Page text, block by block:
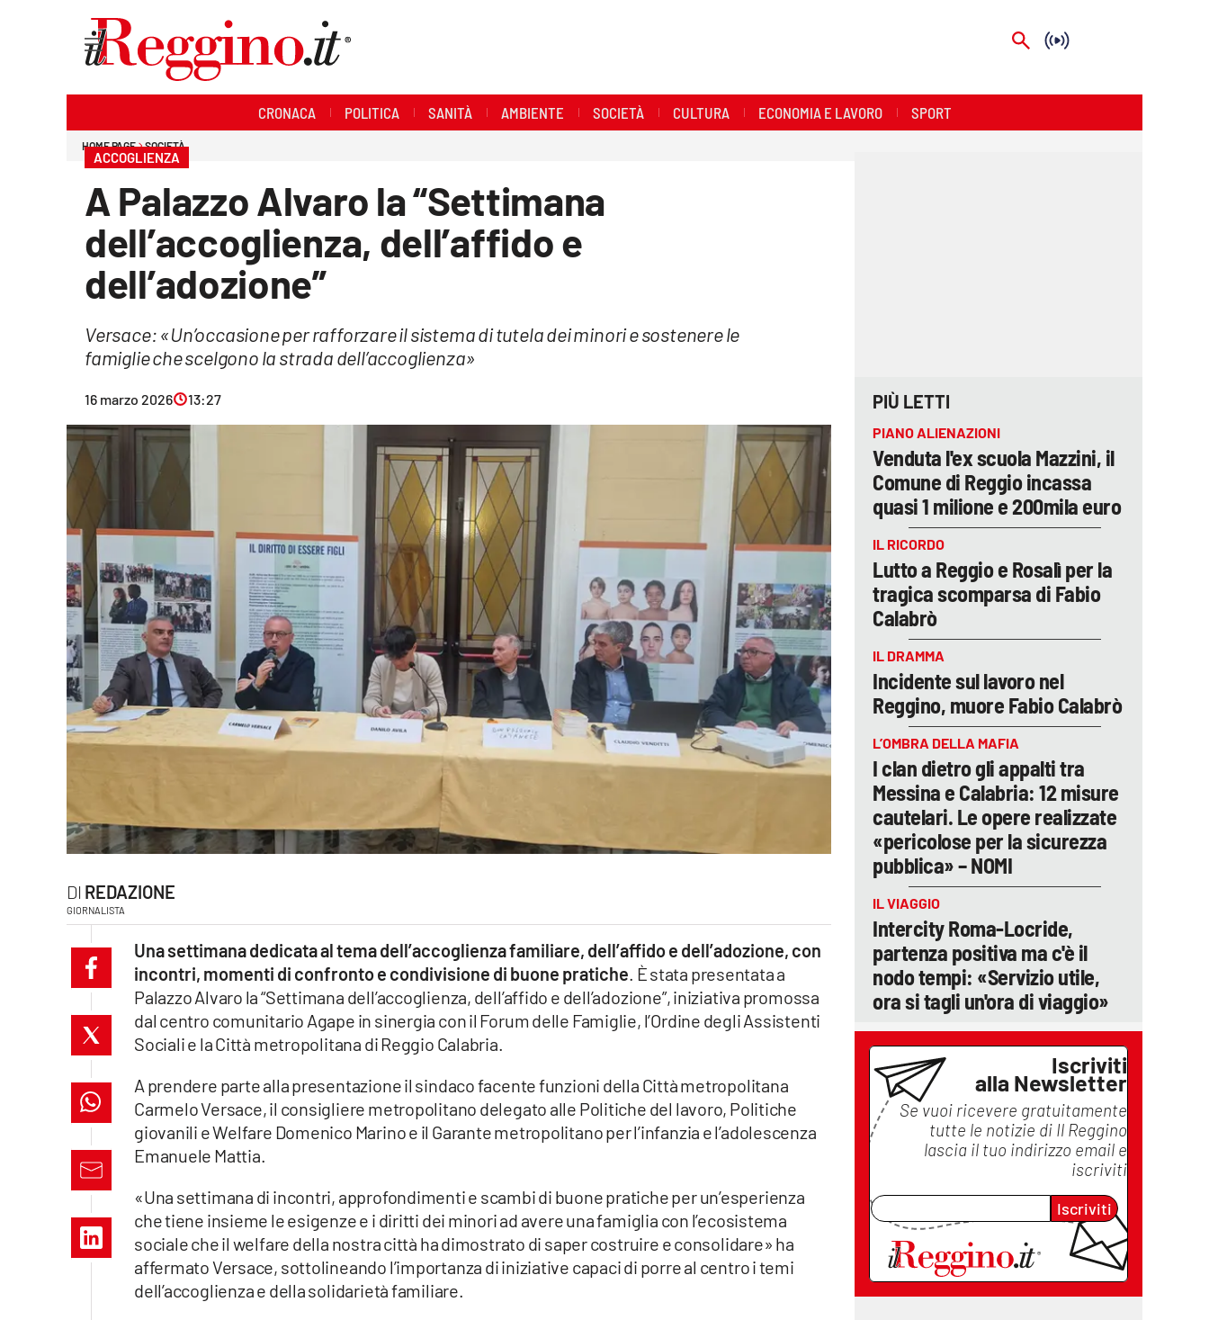
Streaming
Lac Network
cosenzachannel.it
catanzarochannel.it
lacapitalenews.it
CRONACA POLITICA SANITÀ AMBIENTE SOCIETÀ CULTURA ECONOMIA E LAVORO SPORT
HOME PAGE SOCIETÀ
ACCOGLIENZA
A Palazzo Alvaro la “Settimana
dell’accoglienza, dell’affido e
dell’adozione”
Versace: «Un’occasione per rafforzare il sistema di tutela dei minori e sostenere le
famiglie che scelgono la strada dell’accoglienza»
16 marzo 2026 13:27
REDAZIONE
GIORNALISTA
Una settimana dedicata al tema dell’accoglienza familiare, dell’affido e dell’adozione, con
incontri, momenti di confronto e condivisione di buone pratiche. È stata presentata a
Palazzo Alvaro la “Settimana dell’accoglienza, dell’affido e dell’adozione”, iniziativa promossa
dal centro comunitario Agape in sinergia con il Forum delle Famiglie, l’Ordine degli Assistenti
Sociali e la Città metropolitana di Reggio Calabria.
A prendere parte alla presentazione il sindaco facente funzioni della Città metropolitana
Carmelo Versace, il consigliere metropolitano delegato alle Politiche del lavoro, Politiche
giovanili e Welfare Domenico Marino e il Garante metropolitano per l’infanzia e l’adolescenza
Emanuele Mattia.
«Una settimana di incontri, approfondimenti e scambi di buone pratiche per un’esperienza
che tiene insieme le esigenze e i diritti dei minori ad avere una famiglia con l’ecosistema
sociale che il welfare della nostra città ha dimostrato di saper costruire e consolidare» ha
affermato Versace, sottolineando l’importanza di iniziative capaci di porre al centro i temi
dell’accoglienza e della solidarietà familiare.
PIÙ LETTI
PIANO ALIENAZIONI
Venduta l'ex scuola Mazzini, il
Comune di Reggio incassa
quasi 1 milione e 200mila euro
IL RICORDO
Lutto a Reggio e Rosalì per la
tragica scomparsa di Fabio
Calabrò
IL DRAMMA
Incidente sul lavoro nel
Reggino, muore Fabio Calabrò
L’OMBRA DELLA MAFIA
I clan dietro gli appalti tra
Messina e Calabria: 12 misure
cautelari. Le opere realizzate
«pericolose per la sicurezza
pubblica» – NOMI
IL VIAGGIO
Intercity Roma-Locride,
partenza positiva ma c'è il
nodo tempi: «Servizio utile,
ora si tagli un'ora di viaggio»
Iscriviti
alla Newsletter
Se vuoi ricevere gratuitamente
tutte le notizie di Il Reggino
lascia il tuo indirizzo email e
iscriviti
Iscriviti